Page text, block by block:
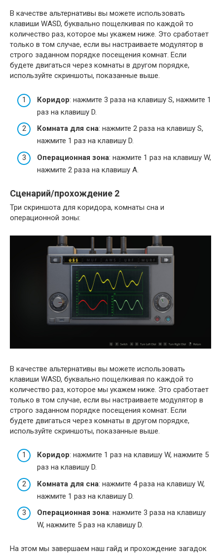
В качестве альтернативы вы можете использовать
клавиши WASD, буквально пощелкивая по каждой то
количество раз, которое мы укажем ниже. Это сработает
только в том случае, если вы настраиваете модулятор в
строго заданном порядке посещения комнат. Если
будете двигаться через комнаты в другом порядке,
используйте скриншоты, показанные выше.
Коридор: нажмите 3 раза на клавишу S, нажмите 1
раз на клавишу D.
Комната для сна: нажмите 2 раза на клавишу S,
нажмите 1 раз на клавишу D.
Операционная зона: нажмите 1 раз на клавишу W,
нажмите 2 раза на клавишу A.
Сценарий/прохождение 2
Три скриншота для коридора, комнаты сна и
операционной зоны:
В качестве альтернативы вы можете использовать
клавиши WASD, буквально пощелкивая по каждой то
количество раз, которое мы укажем ниже. Это сработает
только в том случае, если вы настраиваете модулятор в
строго заданном порядке посещения комнат. Если
будете двигаться через комнаты в другом порядке,
используйте скриншоты, показанные выше.
Коридор: нажмите 1 раз на клавишу W, нажмите 5
раз на клавишу D.
Комната для сна: нажмите 4 раза на клавишу W,
нажмите 1 раз на клавишу D.
Операционная зона: нажмите 3 раза на клавишу
W, нажмите 5 раз на клавишу D.
На этом мы завершаем наш гайд и прохождение загадок